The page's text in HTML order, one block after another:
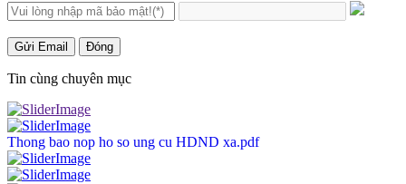
Gửi Email Đóng
Tin cùng chuyên mục
Thong bao nop ho so ung cu HDND xa.pdf